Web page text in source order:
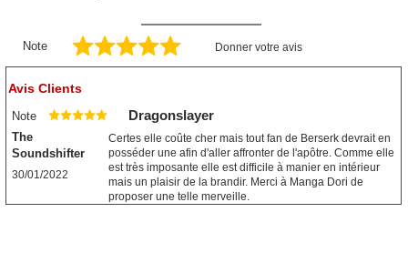
Note Donner votre avis
Avis Clients
Note Dragonslayer
The
Soundshifter
30/01/2022
Certes elle coûte cher mais tout fan de Berserk devrait en
posséder une afin d'aller affronter de l'apôtre. Comme elle
est très imposante elle est difficile à manier en intérieur
mais un plaisir de la brandir. Merci à Manga Dori de
proposer une telle merveille.